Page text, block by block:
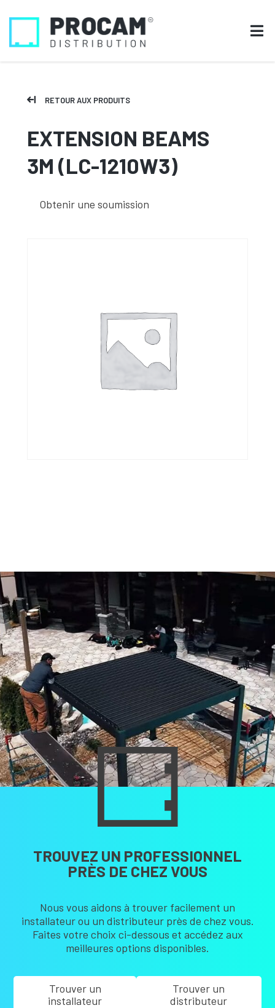
RETOUR AUX PRODUITS
EXTENSION BEAMS
3M (LC-1210W3)
Obtenir une soumission
TROUVEZ UN PROFESSIONNEL
PRÈS DE CHEZ VOUS
Nous vous aidons à trouver facilement un
installateur ou un distributeur près de chez vous.
Faites votre choix ci-dessous et accédez aux
meilleures options disponibles.
Trouver un
installateur
Trouver un
distributeur